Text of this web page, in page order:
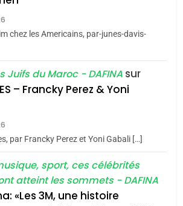
Tafraout, le miel de Tadla
du terroir
Oeil ravageur – Vanessa
De Loya Stauber
«Tu dis génocide, je dis
guerre»: La nouvelle
chanson de Boy George
ISRAÉL JUDAISME
chez les Americains, par-junes-davis-
Juifs du Maroc - DAFINA sur
– Francky Perez & Yoni
par Francky Perez et Yoni Gabali […]
sport, ces célébrités
atteint les sommets - DAFINA
«Les 3M, une histoire
meurtrière selon le rapport
l’antisémitisme
FIÈRE, DIGNE ET RÉSILIENTE :